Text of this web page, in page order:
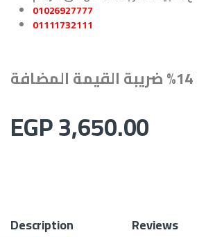
01026927777
01111732111
EGP3,650.00
Description Reviews